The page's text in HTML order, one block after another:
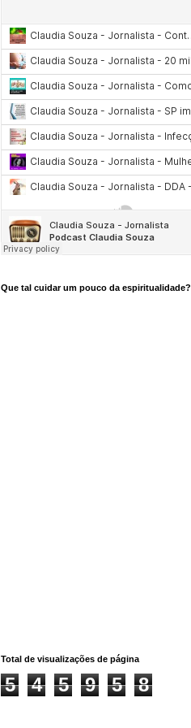
Que tal cuidar um pouco da espiritualidade?
Total de visualizações de página
5 4 5 9 5 8